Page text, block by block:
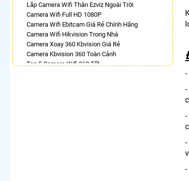
Lắp Camera Wifi Thân Ezviz Ngoài Trời
Camera Wifi Full HD 1080P
Camera Wifi Ebitcam Giá Rẻ Chính Hãng
Camera Wifi Hikvision Trong Nhà
Camera Xoay 360 Kbvision Giá Rẻ
Camera Kbvision 360 Toàn Cảnh
Top 5 Camera Wifi 360 Tốt